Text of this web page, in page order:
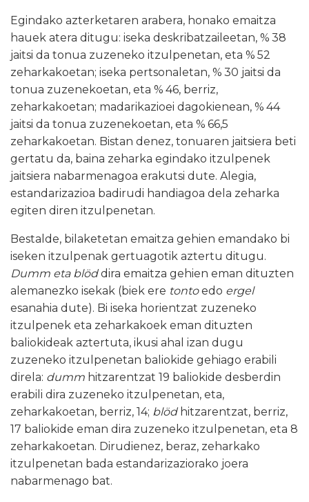
Egindako azterketaren arabera, honako emaitza
hauek atera ditugu: iseka deskribatzaileetan, % 38
jaitsi da tonua zuzeneko itzulpenetan, eta % 52
zeharkakoetan; iseka pertsonaletan, % 30 jaitsi da
tonua zuzenekoetan, eta % 46, berriz,
zeharkakoetan; madarikazioei dagokienean, % 44
jaitsi da tonua zuzenekoetan, eta % 66,5
zeharkakoetan. Bistan denez, tonuaren jaitsiera beti
gertatu da, baina zeharka egindako itzulpenek
jaitsiera nabarmenagoa erakutsi dute. Alegia,
estandarizazioa badirudi handiagoa dela zeharka
egiten diren itzulpenetan.
Bestalde, bilaketetan emaitza gehien emandako bi
iseken itzulpenak gertuagotik aztertu ditugu.
Dumm eta blöddira emaitza gehien eman dituzten
alemanezko isekak (biek ere tontoedo ergel
esanahia dute). Bi iseka horientzat zuzeneko
itzulpenek eta zeharkakoek eman dituzten
baliokideak aztertuta, ikusi ahal izan dugu
zuzeneko itzulpenetan baliokide gehiago erabili
direla: dumm hitzarentzat 19 baliokide desberdin
erabili dira zuzeneko itzulpenetan, eta,
zeharkakoetan, berriz, 14; blödhitzarentzat, berriz,
17 baliokide eman dira zuzeneko itzulpenetan, eta 8
zeharkakoetan. Dirudienez, beraz, zeharkako
itzulpenetan bada estandarizaziorako joera
nabarmenago bat.